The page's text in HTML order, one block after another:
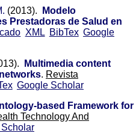
(2013).
Modelo
Prestadoras de Salud en
XML BibTex Google
Multimedia content
. Revista
Google Scholar
based Framework for
Technology And